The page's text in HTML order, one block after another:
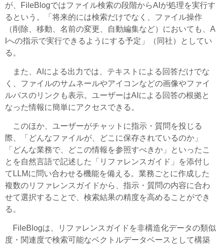
が、FileBlogではファイル検索の段階からAIが処理を実行す
るという。「将来的には検索だけでなく、ファイル操作
（削除、移動、名前の変更、自動編集など）においても、A
Iへの指示で実行できるようにする予定」（同社）としてい
る。
また、AIによる出力では、テキストによる回答だけでな
く、ファイルのサムネールやアイコンなどの画像やファイ
ルパスのリンクも表示。ユーザーはAIによる回答の根拠と
なった情報に簡単にアクセスできる。
このほか、ユーザーがチャットに指示・質問を投じる
際、「どんなファイルが、どこに保存されているのか」
「どんな業務で、どこの情報を参照すべきか」といったこ
とを自然言語で記述した「リファレンスガイド」を添付し
てLLMに問い合わせる機能を備える。業務ごとに作成した
複数のリファレンスガイドから、指示・質問の内容に合わ
せて選択することで、検索結果の精度を高めることができ
る。
FileBlogは、リファレンスガイドを非構造化データの類似
度・関連度で検索可能なベクトルデータベースとして構築